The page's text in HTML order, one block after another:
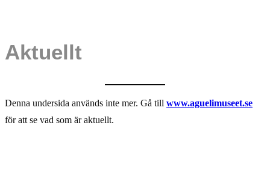
Aktuellt
Denna undersida används inte mer. Gå till www.aguelimuseet.se
för att se vad som är aktuellt.